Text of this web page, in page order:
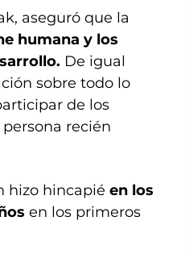
aseguró que la
humana y los
De igual
sobre todo lo
de los
recién
hizo hincapié en los
en los primeros